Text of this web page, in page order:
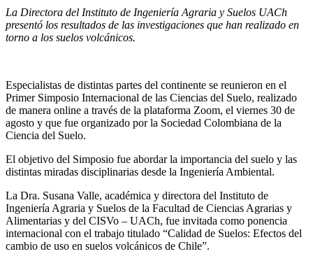
La Directora del Instituto de Ingeniería Agraria y Suelos UACh
presentó los resultados de las investigaciones que han realizado en
torno a los suelos volcánicos.
Especialistas de distintas partes del continente se reunieron en el
Primer Simposio Internacional de las Ciencias del Suelo, realizado
de manera online a través de la plataforma Zoom, el viernes 30 de
agosto y que fue organizado por la Sociedad Colombiana de la
Ciencia del Suelo.
El objetivo del Simposio fue abordar la importancia del suelo y las
distintas miradas disciplinarias desde la Ingeniería Ambiental.
La Dra. Susana Valle, académica y directora del Instituto de
Ingeniería Agraria y Suelos de la Facultad de Ciencias Agrarias y
Alimentarias y del CISVo – UACh, fue invitada como ponencia
internacional con el trabajo titulado “Calidad de Suelos: Efectos del
cambio de uso en suelos volcánicos de Chile”.